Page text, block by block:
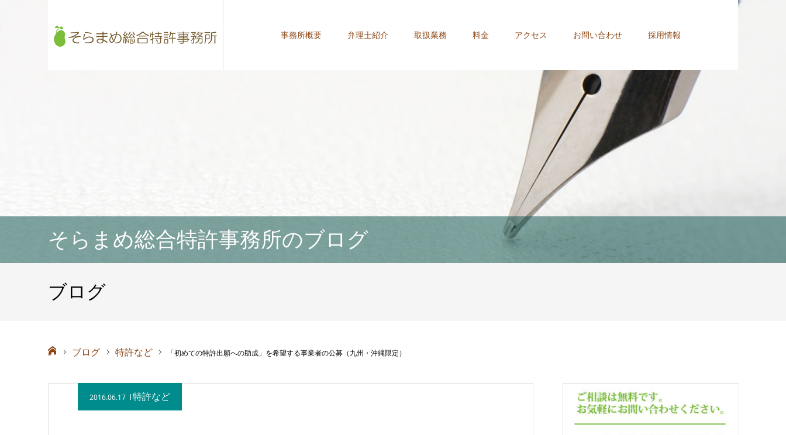
事務所概要 弁理士紹介 取扱業務 料金 アクセス お問い合わせ 採用情報
そらまめ総合特許事務所のブログ
ブログ
ホーム ブログ 特許など 「初めての特許出願への助成」を希望する事業者の公募（九州・沖縄限定）
2016.06.17 特許など